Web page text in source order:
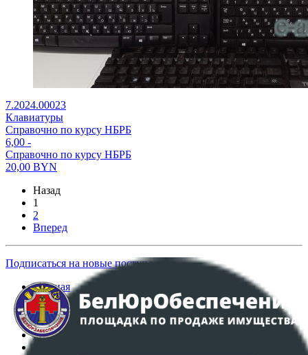
7.2024.00023
Клавиатуры
Справочно по курсу НБРБ
6,00 -
Справочно по курсу НБРБ
20,00 BYN
Назад
1
2
Вперед
Подписаться на новые поступления
Главная
Аукционы
Интернет-магазин
Регламент организации и проведения торгов